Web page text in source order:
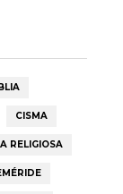
CISMA
RELIGIOSA